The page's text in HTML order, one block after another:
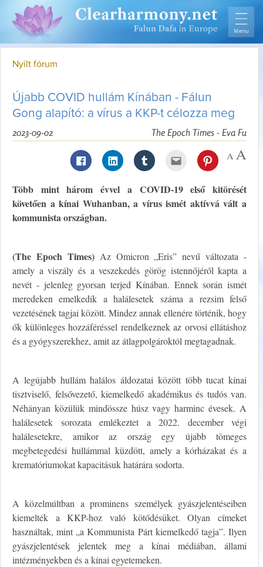
Nyílt fórum
Újabb COVID hullám Kínában - Fálun
Gong alapító: a vírus a KKP-t célozza meg
The Epoch Times - Eva Fu
2023-09-02
Több mint három évvel a COVID-19 első kitörését
követően a kínai Wuhanban, a vírus ismét aktívvá vált a
kommunista országban.
(The Epoch Times)Az Omicron „Eris” nevű változata -
amely a viszály és a veszekedés görög istennőjéről kapta a
nevét - jelenleg gyorsan terjed Kínában. Ennek során ismét
meredeken emelkedik a halálesetek száma a rezsim felső
vezetésének tagjai között. Mindez annak ellenére történik, hogy
ők különleges hozzáféréssel rendelkeznek az orvosi ellátáshoz
és a gyógyszerekhez, amit az átlagpolgároktól megtagadnak.
A legújabb hullám halálos áldozatai között több tucat kínai
tisztviselő, felsővezető, kiemelkedő akadémikus és tudós van.
Néhányan közülük mindössze húsz vagy harminc évesek. A
halálesetek sorozata emlékeztet a 2022. december végi
halálesetekre, amikor az ország egy újabb tömeges
megbetegedési hullámmal küzdött, amely a kórházakat és a
krematóriumokat kapacitásuk határára sodorta.
A közelmúltban a prominens személyek gyászjelentéseiben
kiemelték a KKP-hoz való kötődésüket. Olyan címeket
használtak, mint „a Kommunista Párt kiemelkedő tagja”. Ilyen
gyászjelentések jelentek meg a kínai médiában, állami
intézményekben és a kínai egyetemeken.